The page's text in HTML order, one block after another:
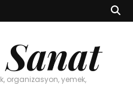
organizasyon, yemek,